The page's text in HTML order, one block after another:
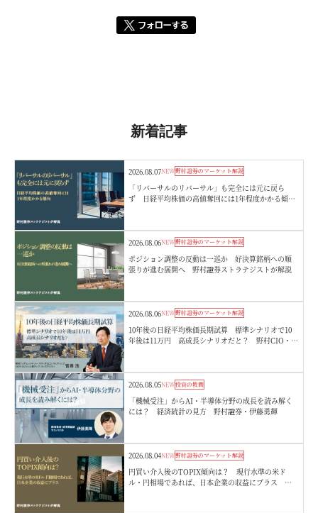
新着記事
2026.08.07NEW野村證券のマーケット解説
「リバーサルのリバーサル」も完全には元に戻ら
ず 日経平均株価の高値奪回には1年程度かかる傾
2026.08.06NEW野村證券のマーケット解説
ポジション調整の反動は一巡か 好決算銘柄への順
張りが進む展開へ 野村證券ストラテジストが解説
2026.08.06NEW野村證券のマーケット解説
10年後の日経平均株価長期試算 標準シナリオで10
年後は11万円 高成長シナリオだと？ 野村CIO・宮
2026.08.05NEW投資の教養
「機械受注」からAI・半導体分野の成長を読み解く
には？ 経済統計の見方 野村證券・伊藤勇輝
2026.08.04NEW野村證券のマーケット解説
円買い介入後のTOPIX傾向は？ 現行水準の米ド
ル・円相場であれば、日本企業の収益にプラス 野